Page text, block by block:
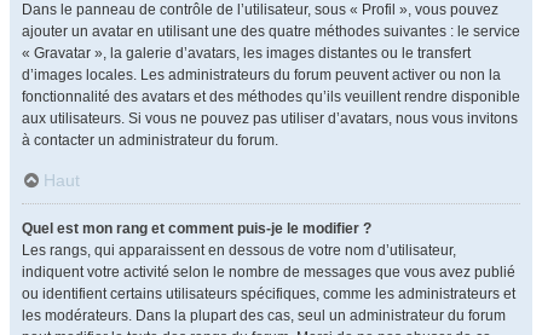
Dans le panneau de contrôle de l’utilisateur, sous « Profil », vous pouvez
ajouter un avatar en utilisant une des quatre méthodes suivantes : le service
« Gravatar », la galerie d’avatars, les images distantes ou le transfert
d’images locales. Les administrateurs du forum peuvent activer ou non la
fonctionnalité des avatars et des méthodes qu’ils veuillent rendre disponible
aux utilisateurs. Si vous ne pouvez pas utiliser d’avatars, nous vous invitons
à contacter un administrateur du forum.
Haut
Quel est mon rang et comment puis-je le modifier ?
Les rangs, qui apparaissent en dessous de votre nom d’utilisateur,
indiquent votre activité selon le nombre de messages que vous avez publié
ou identifient certains utilisateurs spécifiques, comme les administrateurs et
les modérateurs. Dans la plupart des cas, seul un administrateur du forum